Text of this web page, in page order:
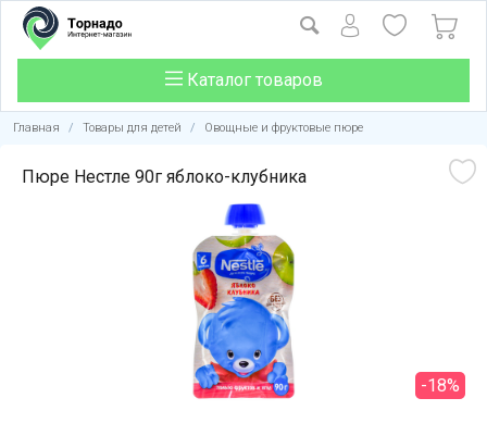
Каталог товаров
Главная / Товары для детей / Овощные и фруктовые пюре
Пюре Нестле 90г яблоко-клубника
-18%